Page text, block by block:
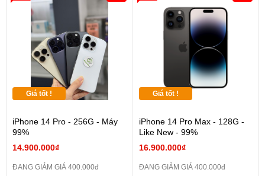
Giá tốt !
iPhone 14 Pro - 256G - Máy
99%
14.900.000₫
ĐANG GIẢM GIÁ 400.000đ
Giá tốt !
iPhone 14 Pro Max - 128G -
Like New - 99%
16.900.000₫
ĐANG GIẢM GIÁ 400.000đ